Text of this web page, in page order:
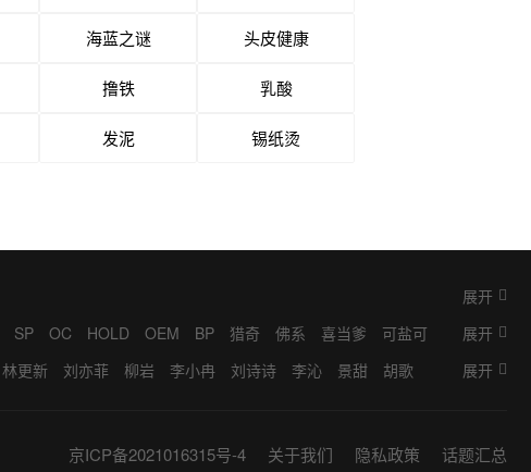
海蓝之谜 头皮健康
撸铁 乳酸
发泥 锡纸烫
展开
SP OC HOLD OEM BP 猎奇 佛系 喜当爹
可盐可
FLAG 掮客 K9 抓马 IP 梦女 BINGO 奥利给 ML
展开
林更新 刘亦菲 柳岩 李小冉 刘诗诗 李沁 景甜
胡歌
展开
京ICP备2021016315号-4 关于我们 隐私政策 话题汇总